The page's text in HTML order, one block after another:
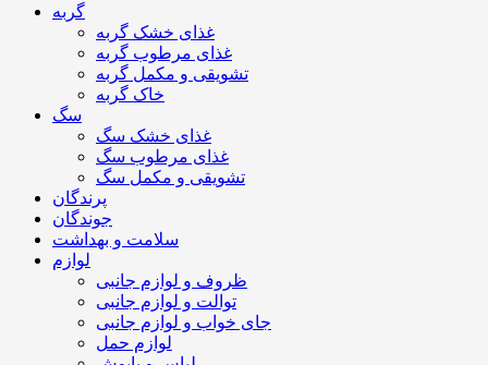
گربه
غذای خشک گربه
غذای مرطوب گربه
تشویقی و مکمل گربه
خاک گربه
سگ
غذای خشک سگ
غذای مرطوب سگ
تشویقی و مکمل سگ
پرندگان
جوندگان
سلامت و بهداشت
لوازم
ظروف و لوازم جانبی
توالت و لوازم جانبی
جای خواب و لوازم جانبی
لوازم حمل